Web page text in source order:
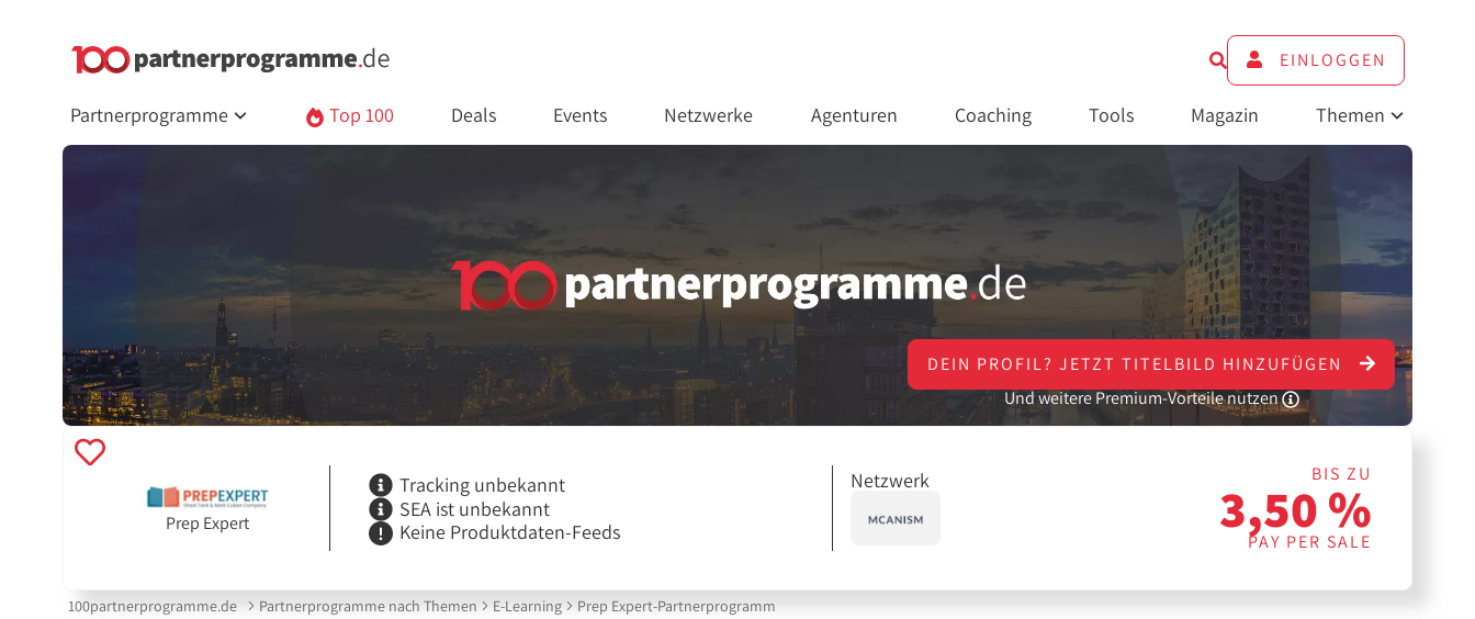
EINLOGGEN
Partnerprogramme Top 100 Deals Events Netzwerke Agenturen Coaching Tools Magazin Themen
DEIN PROFIL? JETZT TITELBILD HINZUFÜGEN
Und weitere Premium-Vorteile nutzen
Prep Expert
Tracking unbekannt
SEA ist unbekannt
Keine Produktdaten-Feeds
Netzwerk BIS ZU
3,50 %
PAY PER SALE
100partnerprogramme.de Partnerprogramme nach Themen E-Learning Prep Expert-Partnerprogramm